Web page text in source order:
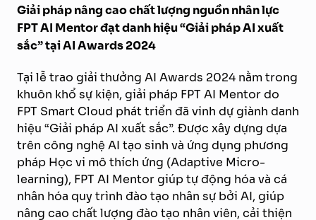
Giải pháp nâng cao chất lượng nguồn nhân lực
FPT AI Mentor đạt danh hiệu “Giải pháp AI xuất
sắc” tại AI Awards 2024
Tại lễ trao giải thưởng AI Awards 2024 nằm trong
khuôn khổ sự kiện, giải pháp FPT AI Mentor do
FPT Smart Cloud phát triển đã vinh dự giành danh
hiệu “Giải pháp AI xuất sắc”. Được xây dựng dựa
trên công nghệ AI tạo sinh và ứng dụng phương
pháp Học vi mô thích ứng (Adaptive Micro-
learning), FPT AI Mentor giúp tự động hóa và cá
nhân hóa quy trình đào tạo nhân sự bởi AI, giúp
nâng cao chất lượng đào tạo nhân viên, cải thiện